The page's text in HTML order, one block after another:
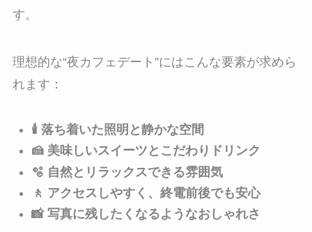
す。
理想的な“夜カフェデート”にはこんな要素が求めら
れます：
🕯 落ち着いた照明と静かな空間
🍰 美味しいスイーツとこだわりドリンク
🫧 自然とリラックスできる雰囲気
🚶 アクセスしやすく、終電前後でも安心
📸 写真に残したくなるようなおしゃれさ